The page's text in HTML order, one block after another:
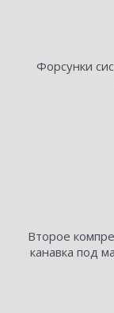
Форсунки
Второе
канавка под